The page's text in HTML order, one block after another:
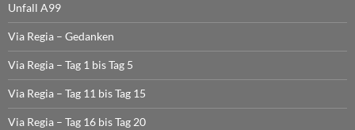
Unfall A99
Via Regia – Gedanken
Via Regia – Tag 1 bis Tag 5
Via Regia – Tag 11 bis Tag 15
Via Regia – Tag 16 bis Tag 20